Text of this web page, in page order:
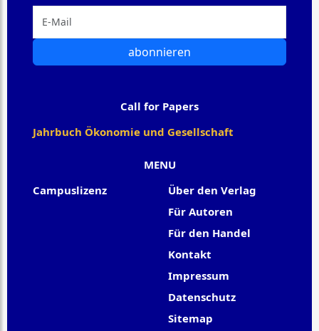
MENU
Campuslizenz
Über den Verlag
Für Autoren
Für den Handel
Kontakt
Impressum
Datenschutz
Sitemap
abonnieren
Call for Papers
Jahrbuch Ökonomie und Gesellschaft